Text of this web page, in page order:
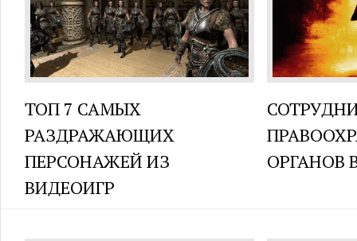
ТОП 7 САМЫХ
РАЗДРАЖАЮЩИХ
ПЕРСОНАЖЕЙ ИЗ
ВИДЕОИГР
ОРГАНОВ